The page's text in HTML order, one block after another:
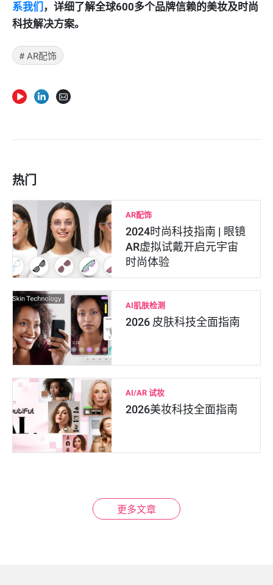
系我们 ，详细了解全球600多个品牌信赖的美妆及时尚
科技解决方案。
# AR配饰
热门
AR配饰
2024时尚科技指南 | 眼镜
AR虚拟试戴开启元宇宙
时尚体验
AI肌肤检测
2026 皮肤科技全面指南
AI/AR 试妆
2026美妆科技全面指南
更多文章